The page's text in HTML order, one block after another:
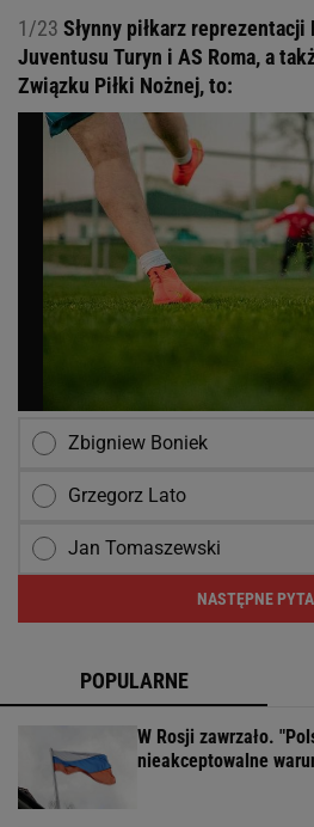
1/23 Słynny piłkarz
Juventusu Turyn i AS Roma, a
Związku Piłki Nożnej, to:
Zbigniew Boniek
Grzegorz Lato
Jan Tomaszewski
NASTĘPNE
POPULARNE
W Rosji zawrzało.
nieakceptowalne